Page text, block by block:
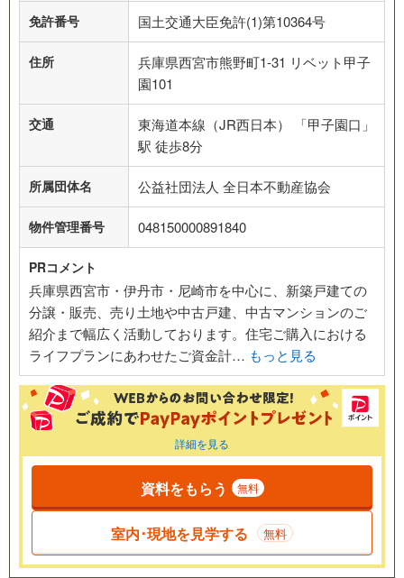
免許番号 国土交通大臣免許(1)第10364号
住所
兵庫県西宮市熊野町1-31 リベット甲子
園101
交通
東海道本線（JR西日本） 「甲子園口」
駅 徒歩8分
所属団体名 公益社団法人 全日本不動産協会
物件管理番号 048150000891840
PRコメント
兵庫県西宮市・伊丹市・尼崎市を中心に、新築戸建ての
分譲・販売、売り土地や中古戸建、中古マンションのご
紹介まで幅広く活動しております。住宅ご購入における
ライフプランにあわせたご資金計… もっと見る
詳細を見る
資料をもらう 無料
室内･現地を見学する 無料